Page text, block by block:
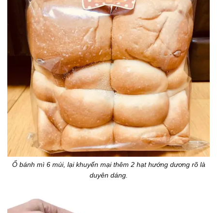
Ổ bánh mì 6 múi, lại khuyến mại thêm 2 hạt hướng dương rõ là
duyên dáng.